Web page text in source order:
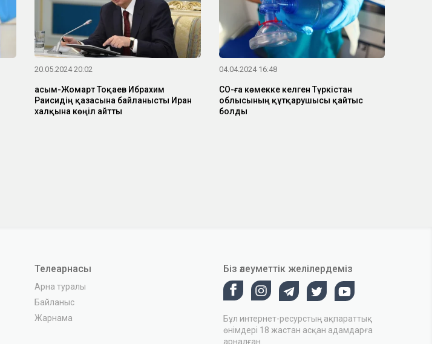
20.05.2024 20:02
Қасым-Жомарт Тоқаев Ибрахим
Раисидің қазасына байланысты Иран
халқына көңіл айтты
04.04.2024 16:48
СҚО-ға көмекке келген Түркістан
облысының құтқарушысы қайтыс
болды
Телеарнасы
Арна туралы
Байланыс
Жарнама
Біз әлеуметтік желілердеміз
Бұл интернет-ресурстың ақпараттық
өнімдері 18 жастан асқан адамдарға
арналған.